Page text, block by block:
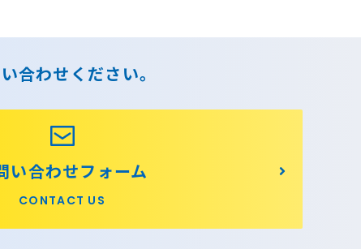
合わせください｡
い合わせフォーム
CONTACT US